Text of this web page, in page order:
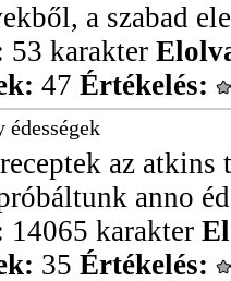
a szabad
53 karakter
47 Értékelés:
édességek
az atkins
anno
14065 karakter
35 Értékelés: